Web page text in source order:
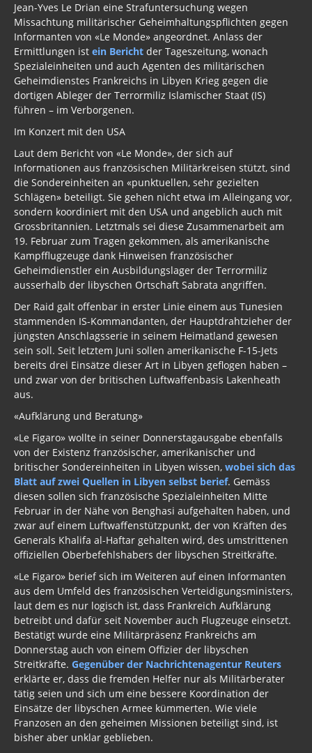
Jean-Yves Le Drian eine Strafuntersuchung wegen
Missachtung militärischer Geheimhaltungspflichten gegen
Informanten von «Le Monde» angeordnet. Anlass der
Ermittlungen ist ein Bericht der Tageszeitung, wonach
Spezialeinheiten und auch Agenten des militärischen
Geheimdienstes Frankreichs in Libyen Krieg gegen die
dortigen Ableger der Terrormiliz Islamischer Staat (IS)
führen – im Verborgenen.
Im Konzert mit den USA
Laut dem Bericht von «Le Monde», der sich auf
Informationen aus französischen Militärkreisen stützt, sind
die Sondereinheiten an «punktuellen, sehr gezielten
Schlägen» beteiligt. Sie gehen nicht etwa im Alleingang vor,
sondern koordiniert mit den USA und angeblich auch mit
Grossbritannien. Letztmals sei diese Zusammenarbeit am
19. Februar zum Tragen gekommen, als amerikanische
Kampfflugzeuge dank Hinweisen französischer
Geheimdienstler ein Ausbildungslager der Terrormiliz
ausserhalb der libyschen Ortschaft Sabrata angriffen.
Der Raid galt offenbar in erster Linie einem aus Tunesien
stammenden IS-Kommandanten, der Hauptdrahtzieher der
jüngsten Anschlagsserie in seinem Heimatland gewesen
sein soll. Seit letztem Juni sollen amerikanische F-15-Jets
bereits drei Einsätze dieser Art in Libyen geflogen haben –
und zwar von der britischen Luftwaffenbasis Lakenheath
aus.
«Aufklärung und Beratung»
«Le Figaro» wollte in seiner Donnerstagausgabe ebenfalls
von der Existenz französischer, amerikanischer und
britischer Sondereinheiten in Libyen wissen, wobei sich das
Blatt auf zwei Quellen in Libyen selbst berief. Gemäss
diesen sollen sich französische Spezialeinheiten Mitte
Februar in der Nähe von Benghasi aufgehalten haben, und
zwar auf einem Luftwaffenstützpunkt, der von Kräften des
Generals Khalifa al-Haftar gehalten wird, des umstrittenen
offiziellen Oberbefehlshabers der libyschen Streitkräfte.
«Le Figaro» berief sich im Weiteren auf einen Informanten
aus dem Umfeld des französischen Verteidigungsministers,
laut dem es nur logisch ist, dass Frankreich Aufklärung
betreibt und dafür seit November auch Flugzeuge einsetzt.
Bestätigt wurde eine Militärpräsenz Frankreichs am
Donnerstag auch von einem Offizier der libyschen
Streitkräfte. Gegenüber der Nachrichtenagentur Reuters
erklärte er, dass die fremden Helfer nur als Militärberater
tätig seien und sich um eine bessere Koordination der
Einsätze der libyschen Armee kümmerten. Wie viele
Franzosen an den geheimen Missionen beteiligt sind, ist
bisher aber unklar geblieben.